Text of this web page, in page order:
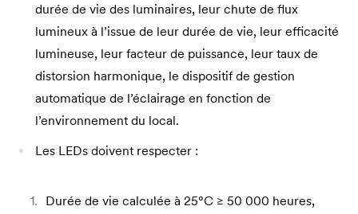
durée de vie des luminaires, leur chute de flux
lumineux à l’issue de leur durée de vie, leur efficacité
lumineuse, leur facteur de puissance, leur taux de
distorsion harmonique, le dispositif de gestion
automatique de l’éclairage en fonction de
l’environnement du local.
Les LEDs doivent respecter :
Durée de vie calculée à 25°C ≥ 50 000 heures,